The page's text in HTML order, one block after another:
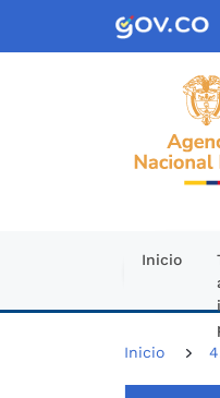
Pasar al contenido
Inicio
Inicio